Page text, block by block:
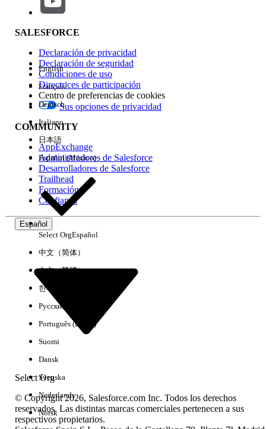
Repercusión de función
Edición
Experiencia
No hay resultados
SALESFORCE
Declaración de privacidad
Declaración de seguridad
Condiciones de uso
Directrices de participación
Centro de preferencias de cookies
Sus opciones de privacidad
COMMUNITY
AppExchange
Administradores de Salesforce
Desarrolladores de Salesforce
Trailhead
Formación
Confianza
Español
Select Org
English
Français
Deutsch
Italiano
日本語
Español (México)
Select OrgEspañol
中文（简体）
中文（繁體）
한국어
Русский
Português (Brasil)
Suomi
Dansk
Svenska
Nederlands
Norsk
© Copyright 2026, Salesforce.com Inc. Todos los derechos
reservados. Las distintas marcas comerciales pertenecen a sus
respectivos propietarios.